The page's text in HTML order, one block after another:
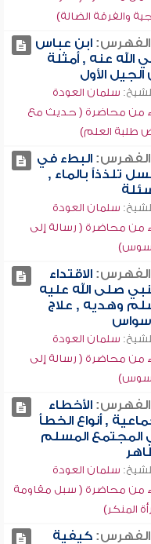
والفرقة الضالة)
الفهرس:ابن عباس
الله عنه , أمثلة
الأول
سلمان العودة
من محاضرة ( حديث مع
طلبة العلم)
الفهرس:البطء في
تلذذاً بالماء ,
سلمان العودة
من محاضرة ( رسالة إلى
الفهرس:الاقتداء
صلى الله عليه
وهديه , علاج
سلمان العودة
من محاضرة ( رسالة إلى
الفهرس:الأخطاء
, أنواع الخطأ
المجتمع المسلم
سلمان العودة
من محاضرة ( سبل مقاومة
المنكر)
الفهرس:كيفية